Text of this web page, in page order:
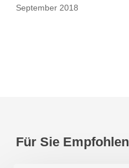
September 2018
Für Sie Empfohlen